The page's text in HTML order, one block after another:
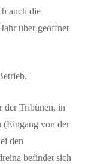
auch die
über geöffnet
der Tribünen, in
(Eingang von der
den
befindet sich